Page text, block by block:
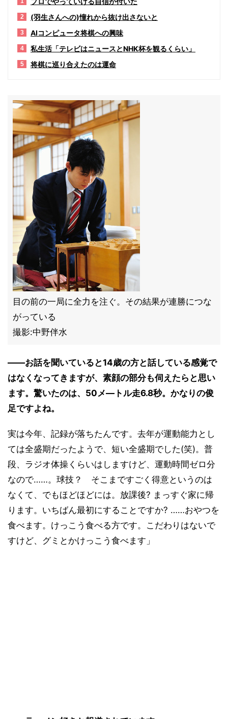
2 (羽生さんへの)憧れから抜け出さないと
3 AIコンピュータ将棋への興味
4 私生活「テレビはニュースとNHK杯を観るくらい」
5 将棋に巡り合えたのは運命
目の前の一局に全力を注ぐ。その結果が連勝につな
がっている
撮影:中野伴水
――お話を聞いていると14歳の方と話している感覚で
はなくなってきますが、素顔の部分も伺えたらと思い
ます。驚いたのは、50メ―トル走6.8秒。かなりの俊
足ですよね。
実は今年、記録が落ちたんです。去年が運動能力とし
ては全盛期だったようで、短い全盛期でした(笑)。普
段、ラジオ体操くらいはしますけど、運動時間ゼロ分
なので……。球技？ そこまですごく得意というのは
なくて、でもほどほどには。放課後? まっすぐ家に帰
ります。いちばん最初にすることですか? ……おやつを
食べます。けっこう食べる方です。こだわりはないで
すけど、グミとかけっこう食べます」